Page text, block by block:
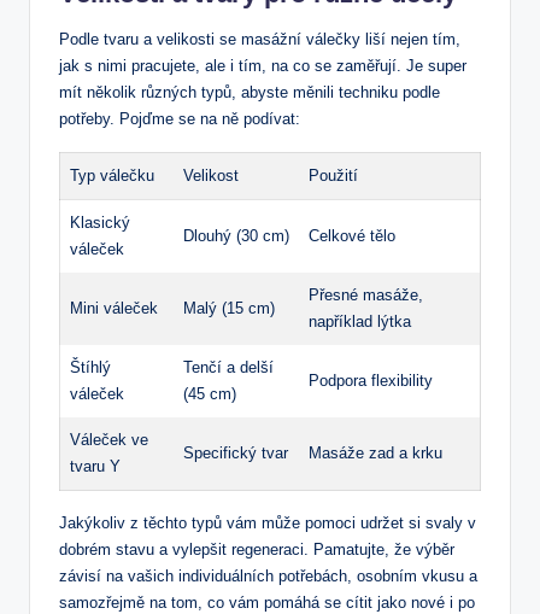
Podle tvaru a velikosti se masážní válečky liší nejen tím,
jak s nimi pracujete, ale i tím, na co se zaměřují. Je super
mít několik různých typů, abyste měnili techniku podle
potřeby. Pojďme se na ně podívat:
Typ válečku Velikost Použití
Klasický
váleček
Dlouhý (30 cm) Celkové tělo
Mini váleček Malý (15 cm)
Přesné masáže,
například lýtka
Štíhlý
váleček
Tenčí a delší
(45 cm)
Podpora flexibility
Váleček ve
tvaru Y
Specifický tvar Masáže zad a krku
Jakýkoliv z těchto typů vám může pomoci udržet si svaly v
dobrém stavu a vylepšit regeneraci. Pamatujte, že výběr
závisí na vašich individuálních potřebách, osobním vkusu a
samozřejmě na tom, co vám pomáhá se cítit jako nové i po